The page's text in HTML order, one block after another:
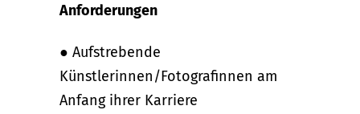
Anforderungen
● Aufstrebende
Künstlerinnen/Fotografinnen am
Anfang ihrer Karriere